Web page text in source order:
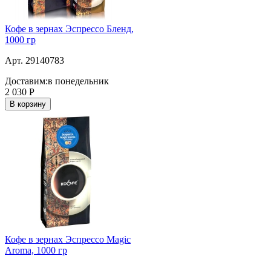
Кофе в зернах Эспрессо Бленд,
1000 гр
Арт. 29140783
Доставим:в понедельник
2 030 Р
В корзину
Кофе в зернах Эспрессо Magic
Aroma, 1000 гр